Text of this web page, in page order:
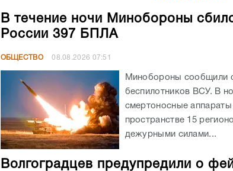
В течение ночи Минобороны
России 397 БПЛА
ОБЩЕСТВО 08.08.2026 07:51
Минобороны сообщили
беспилотников ВСУ. В
смертоносные
пространстве 15
дежурными силами...
Волгоградцев предупредили о